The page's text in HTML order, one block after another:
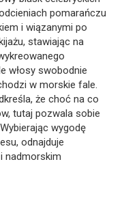
pomarańczu
i wiązanymi po
stawiając na
włosy swobodnie
w morskie fale.
że choć na co
tutaj pozwala sobie
wygodę
odnajduje
nadmorskim